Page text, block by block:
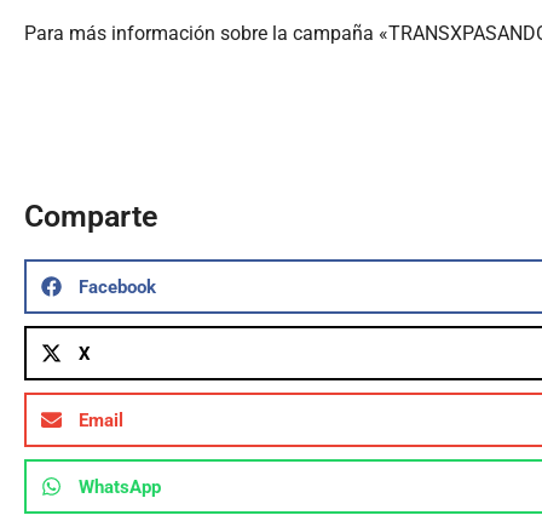
Para más información sobre la campaña
Comparte
Facebook
X
Email
WhatsApp